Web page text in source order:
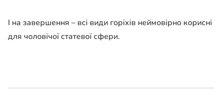
І на завершення – всі види горіхів неймовірно корисні
для чоловічої статевої сфери.